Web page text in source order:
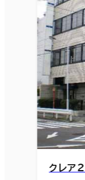
クレア